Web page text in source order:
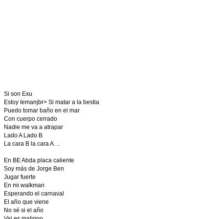
Si son Exu
Estoy Iemanjbr> Si matar a la bestia
Puedo tomar baño en el mar
Con cuerpo cerrado
Nadie me va a atrapar
Lado A Lado B
La cara B la cara A. ..
En BE Abda placa caliente
Soy más de Jorge Ben
Jugar fuerte
En mi walkman
Esperando el carnaval
El año que viene
No sé si el año